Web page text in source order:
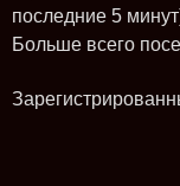
последние 5
Больше всего